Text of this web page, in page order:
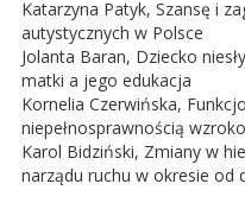
Katarzyna Patyk, Szansę i
autystycznych w Polsce
Jolanta Baran, Dziecko
matki a jego edukacja
Kornelia Czerwińska,
niepełnosprawnością
Karol Bidziński, Zmiany w
narządu ruchu w okresie od